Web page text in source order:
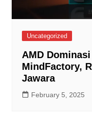
Uncategorized
AMD
MindFactory,
Jawara
February 5, 2025